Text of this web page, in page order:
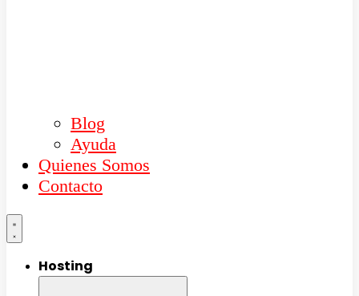
Blog
Ayuda
Quienes Somos
Contacto
Hosting